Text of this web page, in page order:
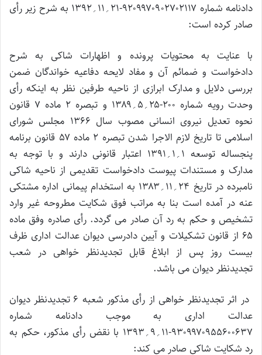
دادنامه شماره ۹۲۰۹۹۷۰۹۰۲۷۰۲۱۱۷-۲۱؍۱۱؍۱۳۹۲ به شرح زیر رأی
صادر کرده است:
با عنایت به محتویات پرونده و اظهارات شاکی به شرح
دادخواست و ضمائم آن و مفاد لایحه دفاعیه خواندگان ضمن
بررسی دلایل و مدارک ابرازی از ناحیه طرفین نظر به اینکه رأی
وحدت رویه شماره ۲۰۰-۲۵؍۵؍۱۳۸۹ و تبصره ۲ ماده ۷ قانون
نحوه تعدیل نیروی انسانی مصوب سال ۱۳۶۶ مجلس شورای
اسلامی تا تاریخ لازم الاجرا شدن تبصره ۲ ماده ۵۷ قانون برنامه
پنجساله توسعه ۱؍۱؍۱۳۹۱ اعتبار قانونی دارند و با توجه به
مدارک و مستندات پیوست دادخواست تقدیمی از ناحیه شاکی
نامبرده در تاریخ ۲۴؍۱۱؍۱۳۸۳ به استخدام پیمانی اداره مشتکی
عنه در آمده است بنا به مراتب فوق شکایت مطروحه غیر وارد
تشخیص و حکم به رد آن صادر می گردد. رأی صادره وفق ماده
۶۵ از قانون تشکیلات و آیین دادرسی دیوان عدالت اداری ظرف
بیست روز پس از ابلاغ قابل تجدیدنظر خواهی در شعب
تجدیدنظر دیوان می باشد.
در اثر تجدیدنظر خواهی از رأی مذکور شعبه ۶ تجدیدنظر دیوان
عدالت اداری به موجب دادنامه شماره
۹۳۰۹۹۷۰۹۵۵۶۰۰۶۳۷-۱۱؍۹؍۱۳۹۳ با نقض رأی مذکور، حکم به
رد شکایت شاکی صادر می کند: